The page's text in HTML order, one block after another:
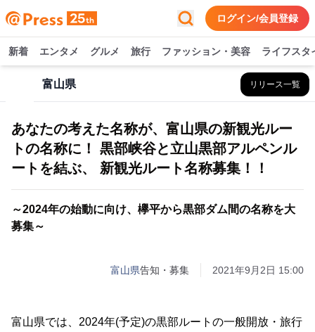
ログイン/会員登録
新着 エンタメ グルメ 旅行 ファッション・美容 ライフスタ
富山県 リリース一覧
あなたの考えた名称が、富山県の新観光ルー
トの名称に！ 黒部峡谷と立山黒部アルペンル
ートを結ぶ、 新観光ルート名称募集！！
～2024年の始動に向け、欅平から黒部ダム間の名称を大
募集～
富山県告知・募集 2021年9月2日 15:00
富山県では、2024年(予定)の黒部ルートの一般開放・旅行